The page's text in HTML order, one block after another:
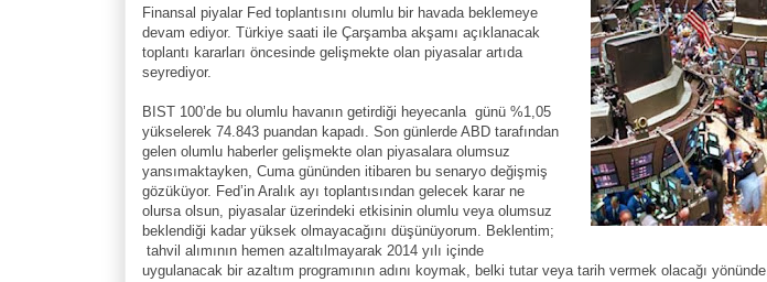
Finansal piyalar Fed toplantısını olumlu bir havada beklemeye
devam ediyor. Türkiye saati ile Çarşamba akşamı açıklanacak
toplantı kararları öncesinde gelişmekte olan piyasalar artıda
seyrediyor.
BIST 100’de bu olumlu havanın getirdiği heyecanla günü %1,05
yükselerek 74.843 puandan kapadı. Son günlerde ABD tarafından
gelen olumlu haberler gelişmekte olan piyasalara olumsuz
yansımaktayken, Cuma gününden itibaren bu senaryo değişmiş
gözüküyor. Fed’in Aralık ayı toplantısından gelecek karar ne
olursa olsun, piyasalar üzerindeki etkisinin olumlu veya olumsuz
beklendiği kadar yüksek olmayacağını düşünüyorum. Beklentim;
tahvil alımının hemen azaltılmayarak 2014 yılı içinde
uygulanacak bir azaltım programının adını koymak, belki tutar veya tarih vermek olacağı yönünde.